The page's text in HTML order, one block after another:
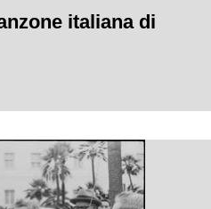
italiana di